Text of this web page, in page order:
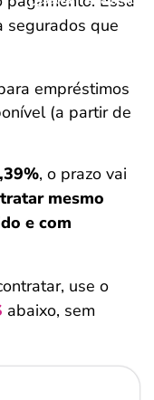
segurados que
empréstimos
(a partir de
, o prazo vai
mesmo
e com
use o
abaixo, sem